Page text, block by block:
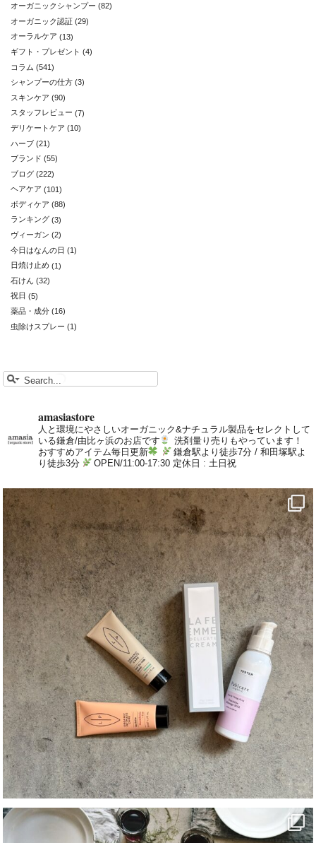
オーガニックシャンプー (82)
オーガニック認証 (29)
オーラルケア (13)
ギフト・プレゼント (4)
コラム (541)
シャンプーの仕方 (3)
スキンケア (90)
スタッフレビュー (7)
デリケートケア (10)
ハーブ (21)
ブランド (55)
ブログ (222)
ヘアケア (101)
ボディケア (88)
ランキング (3)
ヴィーガン (2)
今日はなんの日 (1)
日焼け止め (1)
石けん (32)
祝日 (5)
薬品・成分 (16)
虫除けスプレー (1)
amasiastore
人と環境にやさしいオーガニック&ナチュラル製品をセレクトして
いる鎌倉/由比ヶ浜のお店です
洗剤量り売りもやっています！
おすすめアイテム毎日更新
鎌倉駅より徒歩7分 / 和田塚駅よ
り徒歩3分
OPEN/11:00-17:30 定休日 : 土日祝